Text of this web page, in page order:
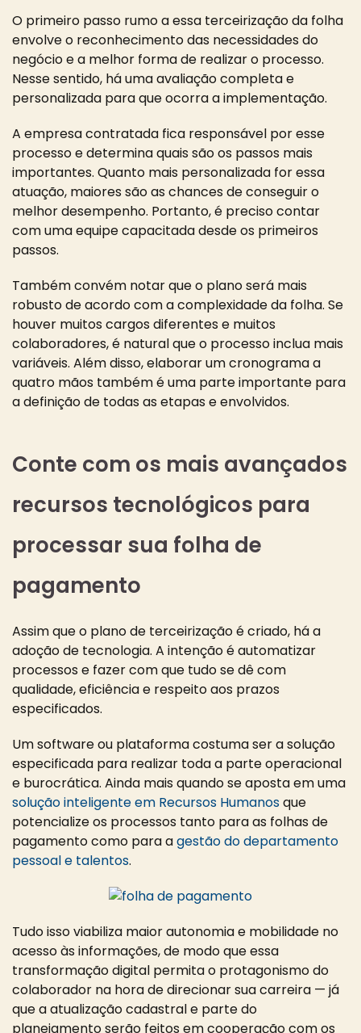
O primeiro passo rumo a essa terceirização da folha
envolve o reconhecimento das necessidades do
negócio e a melhor forma de realizar o processo.
Nesse sentido, há uma avaliação completa e
personalizada para que ocorra a implementação.
A empresa contratada fica responsável por esse
processo e determina quais são os passos mais
importantes. Quanto mais personalizada for essa
atuação, maiores são as chances de conseguir o
melhor desempenho. Portanto, é preciso contar
com uma equipe capacitada desde os primeiros
passos.
Também convém notar que o plano será mais
robusto de acordo com a complexidade da folha. Se
houver muitos cargos diferentes e muitos
colaboradores, é natural que o processo inclua mais
variáveis. Além disso, elaborar um cronograma a
quatro mãos também é uma parte importante para
a definição de todas as etapas e envolvidos.
Conte com os mais avançados
recursos tecnológicos para
processar sua folha de
pagamento
Assim que o plano de terceirização é criado, há a
adoção de tecnologia. A intenção é automatizar
processos e fazer com que tudo se dê com
qualidade, eficiência e respeito aos prazos
especificados.
Um software ou plataforma costuma ser a solução
especificada para realizar toda a parte operacional
e burocrática. Ainda mais quando se aposta em uma
solução inteligente em Recursos Humanosque
potencialize os processos tanto para as folhas de
pagamento como para agestão do departamento
pessoal e talentos.
Tudo isso viabiliza maior autonomia e mobilidade no
acesso às informações, de modo que essa
transformação digital permita o protagonismo do
colaborador na hora de direcionar sua carreira — já
que a atualização cadastral e parte do
planejamento serão feitos em cooperação com os